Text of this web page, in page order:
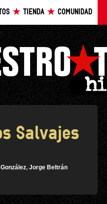
TIENDA COMUNIDAD
Salvajes
, Jorge Beltrán